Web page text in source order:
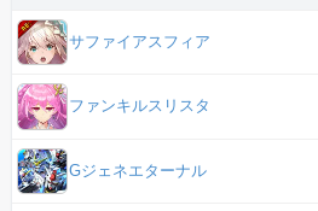
サファイアスフィア
ファンキルスリスタ
Gジェネエターナル